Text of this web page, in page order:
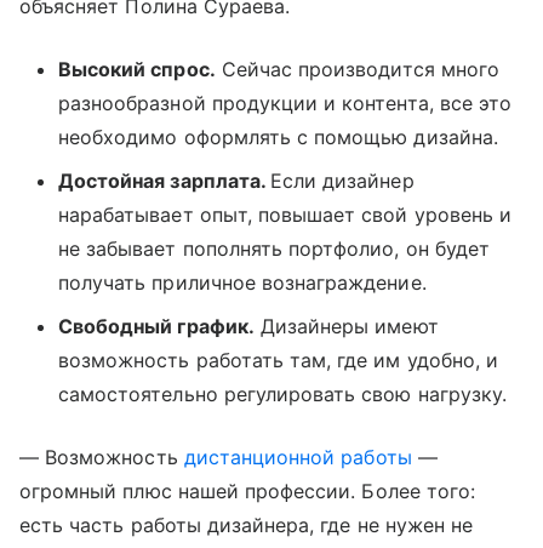
объясняет Полина Сураева.
Высокий спрос. Сейчас производится много
разнообразной продукции и контента, все это
необходимо оформлять с помощью дизайна.
Достойная зарплата. Если дизайнер
нарабатывает опыт, повышает свой уровень и
не забывает пополнять портфолио, он будет
получать приличное вознаграждение.
Свободный график. Дизайнеры имеют
возможность работать там, где им удобно, и
самостоятельно регулировать свою нагрузку.
— Возможность дистанционной работы —
огромный плюс нашей профессии. Более того:
есть часть работы дизайнера, где не нужен не